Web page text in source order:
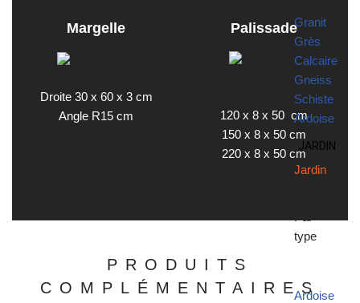
Granit
Grès
Calcaire
Gneiss
Schiste
Ardoise
JARDIN
Jardin
type
Ardoise
Margelle
Droite 30 x 60 x 3 cm
Angle R15 cm
Palissade
120 x 8 x 50 cm
150 x 8 x 50 cm
220 x 8 x 50 cm
PRODUITS
COMPLÉMENTAIRES